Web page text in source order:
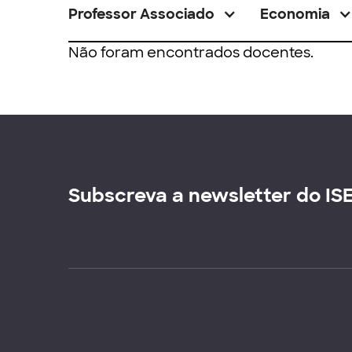
Professor Associado Economia
Não foram encontrados docentes.
Subscreva a newsletter do